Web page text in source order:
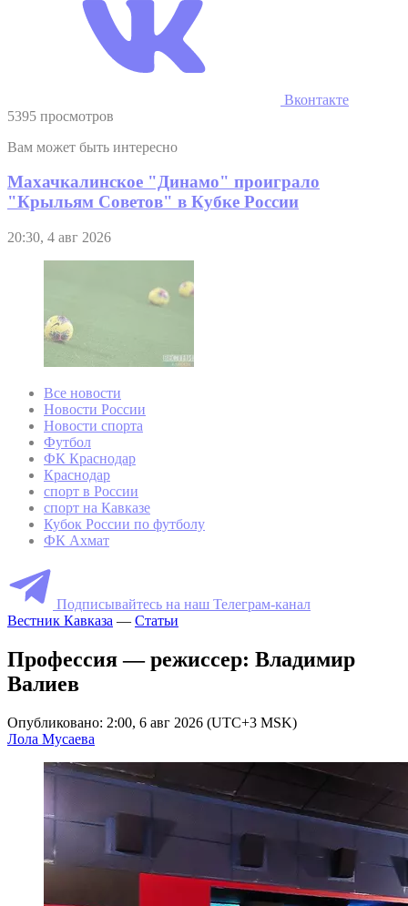
Вконтакте
5395 просмотров
Вам может быть интересно
Махачкалинское "Динамо" проиграло
"Крыльям Советов" в Кубке России
20:30, 4 авг 2026
Все новости
Новости России
Новости спорта
Футбол
ФК Краснодар
Краснодар
спорт в России
спорт на Кавказе
Кубок России по футболу
ФК Ахмат
Подписывайтесь на наш Телеграм-канал
Вестник Кавказа — Статьи
Профессия — режиссер: Владимир
Валиев
Опубликовано: 2:00, 6 авг 2026 (UTC+3 MSK)
Лола Мусаева